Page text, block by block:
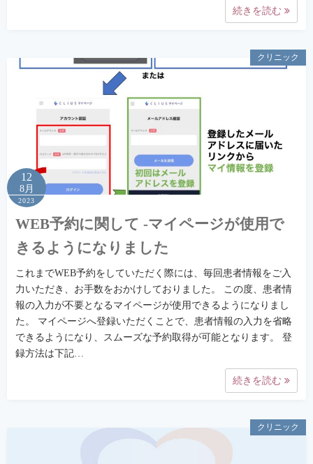
続きを読む
クリニック
12
8月
2023
WEB予約に関して -マイページが使用で
きるようになりました
これまでWEB予約をしていただく際には、毎回患者情報をご入
力いただき、お手数をおかけしておりました。 この度、患者情
報の入力が不要となるマイページが使用できるようになりまし
た。 マイページへ登録いただくことで、患者情報の入力を省略
できるようになり、スムーズな予約取得が可能となります。 登
録方法は下記…
続きを読む
クリニック